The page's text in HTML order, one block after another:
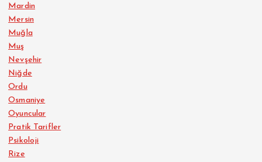
Mardin
Mersin
Muğla
Muş
Nevşehir
Niğde
Ordu
Osmaniye
Oyuncular
Pratik Tarifler
Psikoloji
Rize